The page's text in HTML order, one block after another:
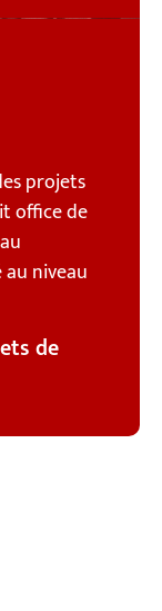
projets
office de
niveau
de